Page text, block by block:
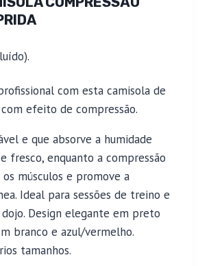
com esta camisola de
efeito de compressão.
e que absorve a humidade
fresco, enquanto a compressão
músculos e promove a
Ideal para sessões de treino e
Design elegante em preto
branco e azul/vermelho.
tamanhos.